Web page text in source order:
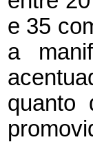
e 35
a
quanto